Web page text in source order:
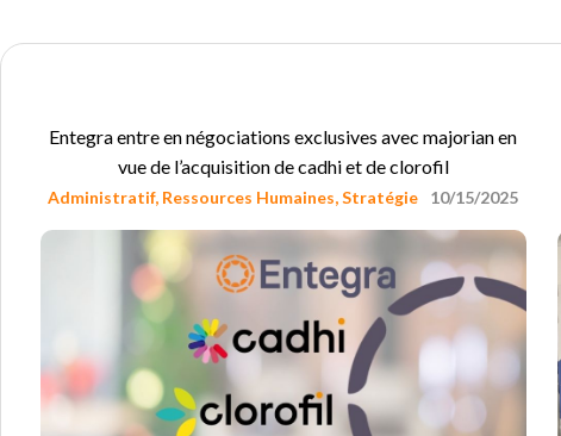
Entegra entre en négociations exclusives avec majorian en
vue de l’acquisition de cadhi et de clorofil
Administratif, Ressources Humaines,Stratégie 10/15/2025